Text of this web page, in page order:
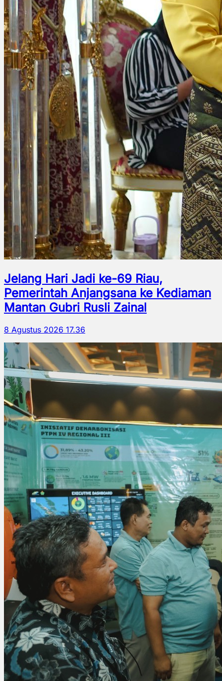
Jelang Hari Jadi ke-69 Riau,
Pemerintah Anjangsana ke Kediaman
Mantan Gubri Rusli Zainal
8 Agustus 2026 17.36